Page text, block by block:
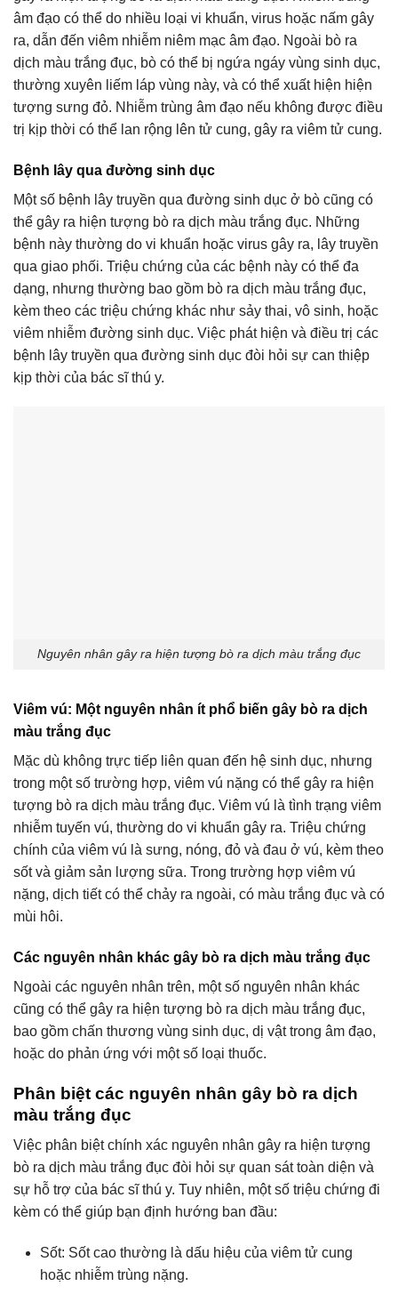
âm đạo có thể do nhiều loại vi khuẩn, virus hoặc nấm gây
ra, dẫn đến viêm nhiễm niêm mạc âm đạo. Ngoài bò ra
dịch màu trắng đục, bò có thể bị ngứa ngáy vùng sinh dục,
thường xuyên liếm láp vùng này, và có thể xuất hiện hiện
tượng sưng đỏ. Nhiễm trùng âm đạo nếu không được điều
trị kịp thời có thể lan rộng lên tử cung, gây ra viêm tử cung.
Bệnh lây qua đường sinh dục
Một số bệnh lây truyền qua đường sinh dục ở bò cũng có
thể gây ra hiện tượng bò ra dịch màu trắng đục. Những
bệnh này thường do vi khuẩn hoặc virus gây ra, lây truyền
qua giao phối. Triệu chứng của các bệnh này có thể đa
dạng, nhưng thường bao gồm bò ra dịch màu trắng đục,
kèm theo các triệu chứng khác như sảy thai, vô sinh, hoặc
viêm nhiễm đường sinh dục. Việc phát hiện và điều trị các
bệnh lây truyền qua đường sinh dục đòi hỏi sự can thiệp
kịp thời của bác sĩ thú y.
Nguyên nhân gây ra hiện tượng bò ra dịch màu trắng đục
Viêm vú: Một nguyên nhân ít phổ biến gây bò ra dịch
màu trắng đục
Mặc dù không trực tiếp liên quan đến hệ sinh dục, nhưng
trong một số trường hợp, viêm vú nặng có thể gây ra hiện
tượng bò ra dịch màu trắng đục. Viêm vú là tình trạng viêm
nhiễm tuyến vú, thường do vi khuẩn gây ra. Triệu chứng
chính của viêm vú là sưng, nóng, đỏ và đau ở vú, kèm theo
sốt và giảm sản lượng sữa. Trong trường hợp viêm vú
nặng, dịch tiết có thể chảy ra ngoài, có màu trắng đục và có
mùi hôi.
Các nguyên nhân khác gây bò ra dịch màu trắng đục
Ngoài các nguyên nhân trên, một số nguyên nhân khác
cũng có thể gây ra hiện tượng bò ra dịch màu trắng đục,
bao gồm chấn thương vùng sinh dục, dị vật trong âm đạo,
hoặc do phản ứng với một số loại thuốc.
Phân biệt các nguyên nhân gây bò ra dịch
màu trắng đục
Việc phân biệt chính xác nguyên nhân gây ra hiện tượng
bò ra dịch màu trắng đục đòi hỏi sự quan sát toàn diện và
sự hỗ trợ của bác sĩ thú y. Tuy nhiên, một số triệu chứng đi
kèm có thể giúp bạn định hướng ban đầu:
Sốt: Sốt cao thường là dấu hiệu của viêm tử cung
hoặc nhiễm trùng nặng.